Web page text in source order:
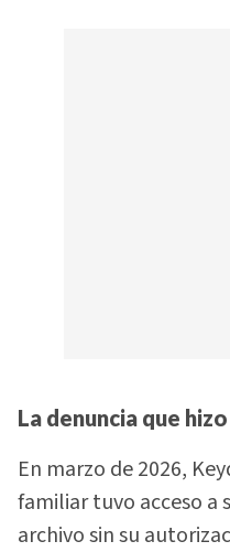
La denuncia que
En marzo de 2026,
familiar tuvo acceso
archivo sin su